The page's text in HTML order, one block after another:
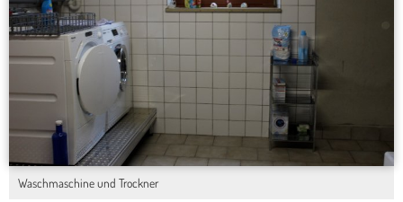
Waschmaschine und Trockner